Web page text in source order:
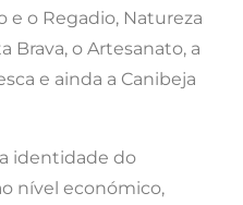
e o Regadio, Natureza
Brava, o Artesanato, a
e ainda a Canibeja
identidade do
nível económico,